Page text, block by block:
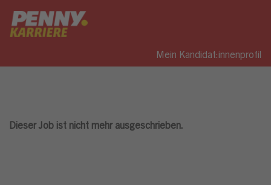
Mein Kandidat:innenprofil
Dieser Job ist nicht mehr ausgeschrieben.